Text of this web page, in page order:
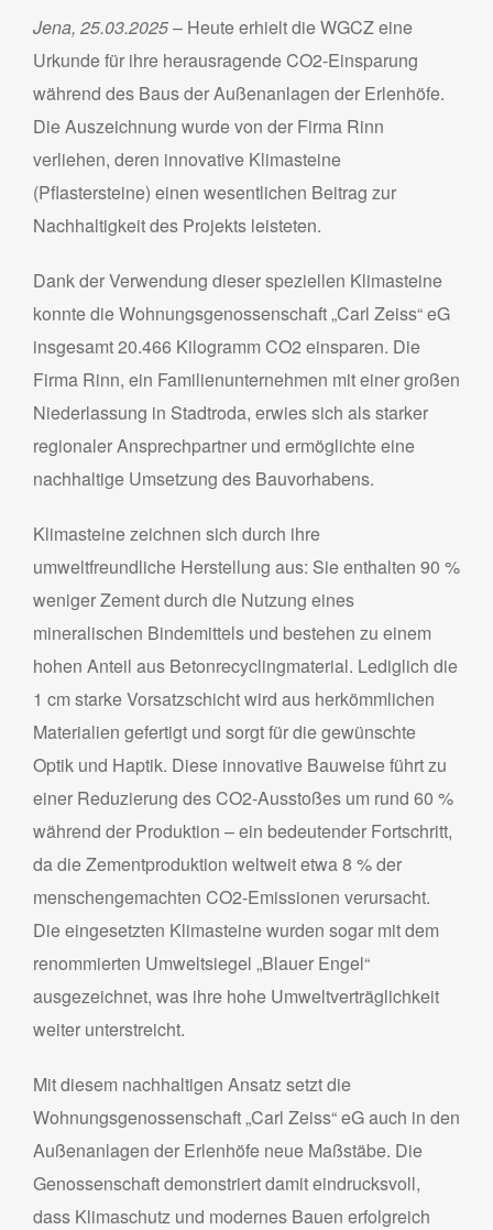
Jena, 25.03.2025– Heute erhielt die WGCZ eine
Urkunde für ihre herausragende CO2-Einsparung
während des Baus der Außenanlagen der Erlenhöfe.
Die Auszeichnung wurde von der Firma Rinn
verliehen, deren innovative Klimasteine
(Pflastersteine) einen wesentlichen Beitrag zur
Nachhaltigkeit des Projekts leisteten.
Dank der Verwendung dieser speziellen Klimasteine
konnte die Wohnungsgenossenschaft „Carl Zeiss“ eG
insgesamt 20.466 Kilogramm CO2 einsparen. Die
Firma Rinn, ein Familienunternehmen mit einer großen
Niederlassung in Stadtroda, erwies sich als starker
regionaler Ansprechpartner und ermöglichte eine
nachhaltige Umsetzung des Bauvorhabens.
Klimasteine zeichnen sich durch ihre
umweltfreundliche Herstellung aus: Sie enthalten 90 %
weniger Zement durch die Nutzung eines
mineralischen Bindemittels und bestehen zu einem
hohen Anteil aus Betonrecyclingmaterial. Lediglich die
1 cm starke Vorsatzschicht wird aus herkömmlichen
Materialien gefertigt und sorgt für die gewünschte
Optik und Haptik. Diese innovative Bauweise führt zu
einer Reduzierung des CO2-Ausstoßes um rund 60 %
während der Produktion – ein bedeutender Fortschritt,
da die Zementproduktion weltweit etwa 8 % der
menschengemachten CO2-Emissionen verursacht.
Die eingesetzten Klimasteine wurden sogar mit dem
renommierten Umweltsiegel „Blauer Engel“
ausgezeichnet, was ihre hohe Umweltverträglichkeit
weiter unterstreicht.
Mit diesem nachhaltigen Ansatz setzt die
Wohnungsgenossenschaft „Carl Zeiss“ eG auch in den
Außenanlagen der Erlenhöfe neue Maßstäbe. Die
Genossenschaft demonstriert damit eindrucksvoll,
dass Klimaschutz und modernes Bauen erfolgreich